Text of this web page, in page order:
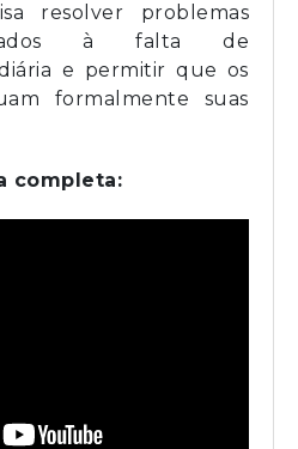
resolver problemas
à falta de
e permitir que os
formalmente suas
completa: